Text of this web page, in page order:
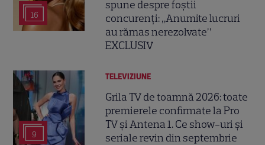
16
spune despre foștii
concurenți: „Anumite lucruri
au rămas nerezolvate”
EXCLUSIV
9
TELEVIZIUNE
Grila TV de toamnă 2026: toate
premierele confirmate la Pro
TV și Antena 1. Ce show-uri și
seriale revin din septembrie